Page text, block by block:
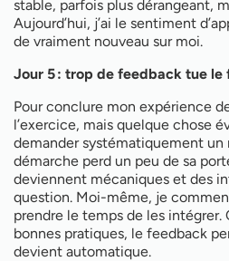
stable, parfois plus dérangeant,
Aujourd’hui, j’ai le sentiment
de vraiment nouveau sur moi.
Jour 5 : trop de feedback tue le
Pour conclure mon expérience
l’exercice, mais quelque chose
demander systématiquement un
démarche perd un peu de sa
deviennent mécaniques et des
question. Moi-même, je
prendre le temps de les
bonnes pratiques, le feedback
devient automatique.